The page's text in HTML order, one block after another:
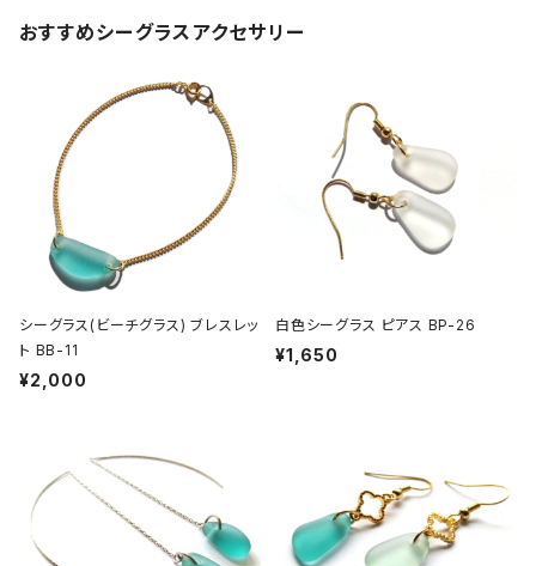
おすすめシーグラスアクセサリー
シーグラス(ビーチグラス) ブレスレッ
ト BB-11
¥2,000
白色シーグラス ピアス BP-26
¥1,650